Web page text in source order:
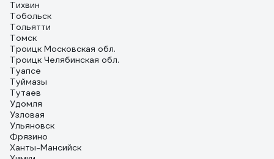
Тихвин
Тобольск
Тольятти
Томск
Троицк Московская обл.
Троицк Челябинская обл.
Туапсе
Туймазы
Тутаев
Удомля
Узловая
Ульяновск
Фрязино
Ханты-Мансийск